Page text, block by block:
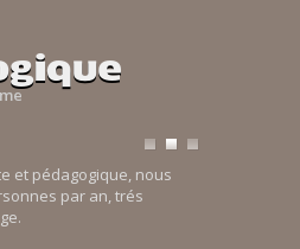
et pédagogique, nous
par an, trés